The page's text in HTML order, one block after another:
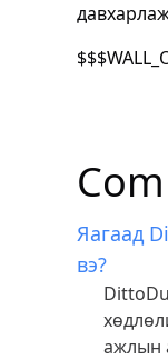
Яагаад
вэ?
ажлын